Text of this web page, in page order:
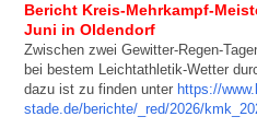
Bericht Kreis-Mehrkampf-
Juni in Oldendorf
Zwischen zwei Gewitter-Regen-
bei bestem Leichtathletik-Wetter
dazu ist zu finden unter https://
stade.de/berichte/_red/2026/